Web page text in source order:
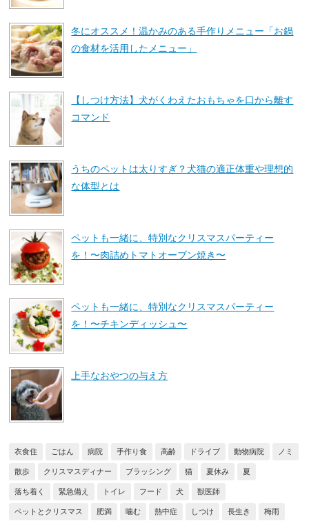
冬にオススメ！温かみのある手作りメニュー「お鍋
の食材を活用したメニュー」
【しつけ方法】犬がくわえたおもちゃを口から離す
コマンド
うちのペットは太りすぎ？犬猫の適正体重や理想的
な体型とは
ペットも一緒に、特別なクリスマスパーティー
を！〜肉詰めトマトオーブン焼き〜
ペットも一緒に、特別なクリスマスパーティー
を！〜チキンディッシュ〜
上手なおやつの与え方
衣食住 ごはん 病院 手作り食 高齢 ドライブ 動物病院 ノミ
散歩 クリスマスディナー ブラッシング 猫 夏休み 夏
落ち着く 緊急備え トイレ フード 犬 獣医師
ペットとクリスマス 肥満 噛む 熱中症 しつけ 長生き 梅雨